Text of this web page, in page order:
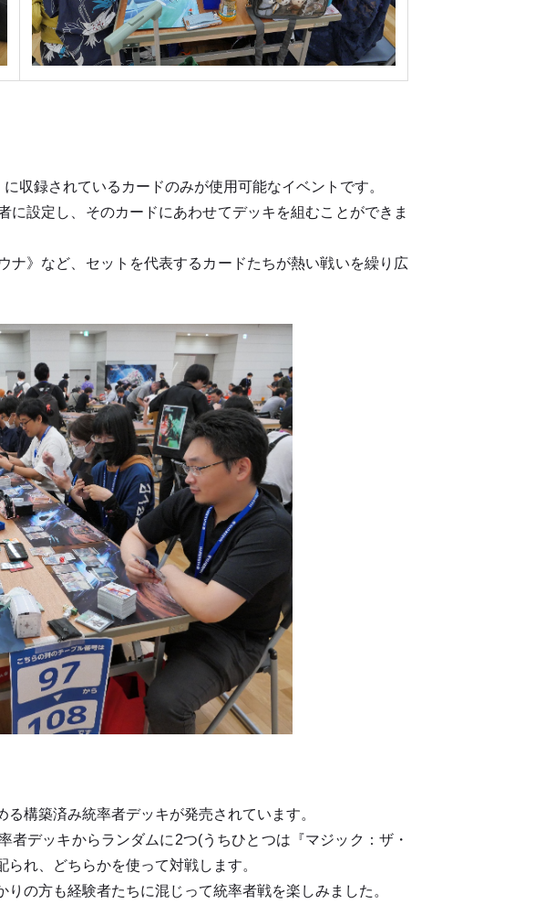
録されているカードのみが使用可能なイベントです。
設定し、そのカードにあわせてデッキを組むことができま
》など、セットを代表するカードたちが熱い戦いを繰り広
構築済み統率者デッキが発売されています。
デッキからランダムに2つ(うちひとつは『マジック：ザ・
れ、どちらかを使って対戦します。
の方も経験者たちに混じって統率者戦を楽しみました。